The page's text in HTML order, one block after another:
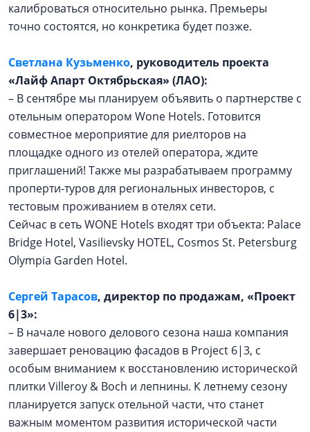
калиброваться относительно рынка. Премьеры
точно состоятся, но конкретика будет позже.
Светлана Кузьменко, руководитель проекта
«Лайф Апарт Октябрьская» (ЛАО):
– В сентябре мы планируем объявить о партнерстве с
отельным оператором Wone Hotels. Готовится
совместное мероприятие для риелторов на
площадке одного из отелей оператора, ждите
приглашений! Также мы разрабатываем программу
проперти-туров для региональных инвесторов, с
тестовым проживанием в отелях сети.
Сейчас в сеть WONE Hotels входят три объекта: Palace
Bridge Hotel, Vasilievsky HOTEL, Cosmos St. Petersburg
Olympia Garden Hotel.
Сергей Тарасов, директор по продажам, «Проект
6|3»:
– В начале нового делового сезона наша компания
завершает реновацию фасадов в Project 6|3, с
особым вниманием к восстановлению исторической
плитки Villeroy & Boch и лепнины. К летнему сезону
планируется запуск отельной части, что станет
важным моментом развития исторической части